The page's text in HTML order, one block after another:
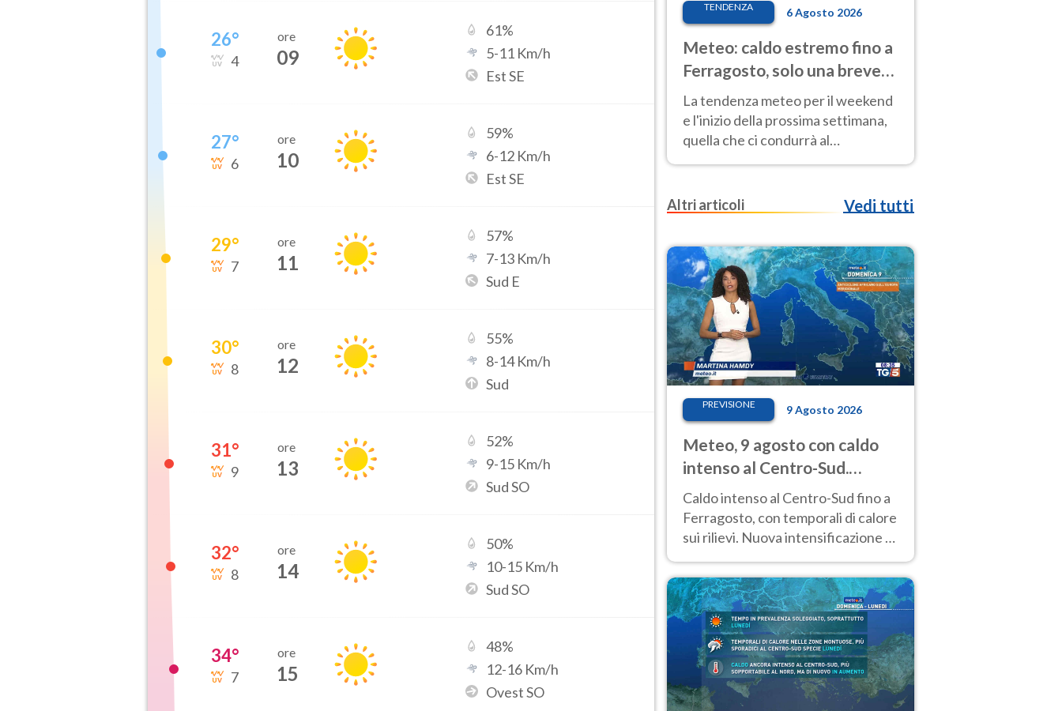
26°
4
ore
09
61%
5-11 Km/h
Est SE
27°
6
ore
10
59%
6-12 Km/h
Est SE
29°
7
ore
11
57%
7-13 Km/h
Sud E
30°
8
ore
12
55%
8-14Km/h
Sud
31°
9
ore
13
52%
9-15 Km/h
Sud SO
32°
8
ore
14
50%
10-15 Km/h
Sud SO
34°
7
ore
15
48%
12-16 Km/h
Ovest SO
TENDENZA 6 Agosto 2026
Meteo: caldo estremo fino a
Ferragosto, solo una breve
pausa. Ecco dove
La tendenza meteo per il weekend
e l'inizio della prossima settimana,
quella che ci condurrà al
Ferragosto, vede ancora
Altri articoli
Vedi tutti
PREVISIONE 9 Agosto 2026
Meteo, 9 agosto con caldo
intenso al Centro-Sud.
Temporali sui rilievi
Caldo intenso al Centro-Sud fino a
Ferragosto, con temporali di calore
sui rilievi. Nuova intensificazione la
verso i 40 °C.